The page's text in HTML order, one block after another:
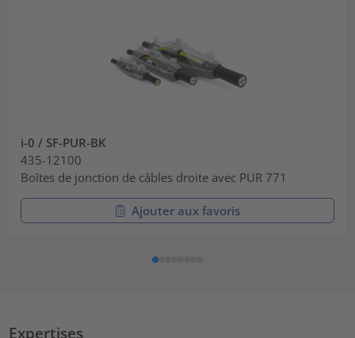
i-0 / SF-PUR-BK
435-12100
Boîtes de jonction de câbles droite avec PUR 771
Ajouter aux favoris
Expertises